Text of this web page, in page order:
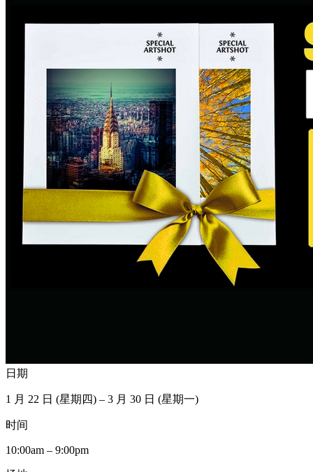
日期
1 月 22 日 (星期四) – 3 月 30 日 (星期一)
时间
10:00am – 9:00pm